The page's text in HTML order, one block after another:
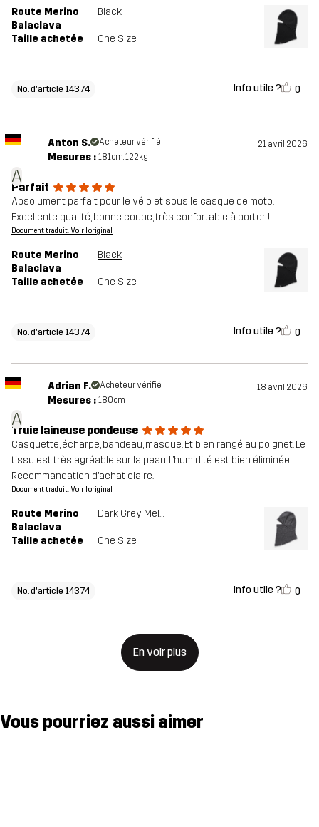
Route Merino
Balaclava
Black
Taille achetée One Size
No. d'article 14374 Info utile ? 0
A
Anton S. Acheteur vérifié 21 avril 2026
Mesures : 181cm, 122kg
Parfait
Absolument parfait pour le vélo et sous le casque de moto.
Excellente qualité, bonne coupe, très confortable à porter !
Document traduit. Voir l'original
Route Merino
Balaclava
Black
Taille achetée One Size
No. d'article 14374 Info utile ? 0
A
Adrian F. Acheteur vérifié 18 avril 2026
Mesures : 180cm
Truie laineuse pondeuse
Casquette, écharpe, bandeau, masque. Et bien rangé au poignet. Le
tissu est très agréable sur la peau. L’humidité est bien éliminée.
Recommandation d’achat claire.
Document traduit. Voir l'original
Route Merino
Balaclava
Dark Grey Melange
Taille achetée One Size
No. d'article 14374 Info utile ? 0
En voir plus
Vous pourriez aussi aimer